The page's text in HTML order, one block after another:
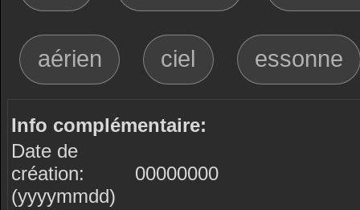
aérien ciel essonne
Info complémentaire:
Date de
création:
(yyyymmdd)
00000000